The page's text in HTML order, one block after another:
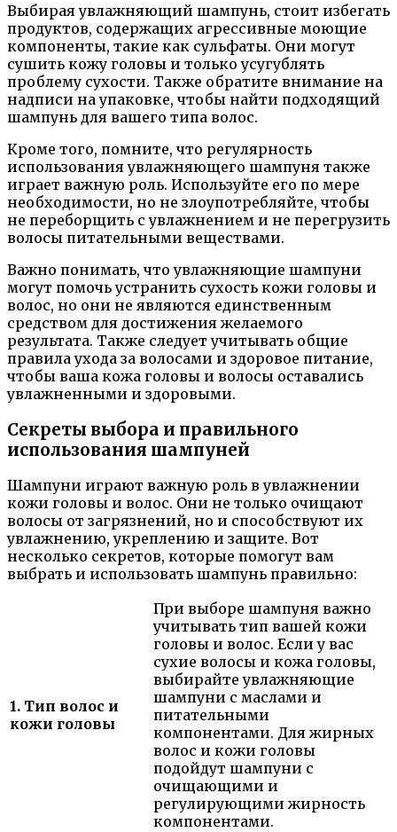
Выбирая увлажняющий шампунь, стоит избегать
продуктов, содержащих агрессивные моющие
компоненты, такие как сульфаты. Они могут
сушить кожу головы и только усугублять
проблему сухости. Также обратите внимание на
надписи на упаковке, чтобы найти подходящий
шампунь для вашего типа волос.
Кроме того, помните, что регулярность
использования увлажняющего шампуня также
играет важную роль. Используйте его по мере
необходимости, но не злоупотребляйте, чтобы
не переборщить с увлажнением и не перегрузить
волосы питательными веществами.
Важно понимать, что увлажняющие шампуни
могут помочь устранить сухость кожи головы и
волос, но они не являются единственным
средством для достижения желаемого
результата. Также следует учитывать общие
правила ухода за волосами и здоровое питание,
чтобы ваша кожа головы и волосы оставались
увлажненными и здоровыми.
Секреты выбора и правильного
использования шампуней
Шампуни играют важную роль в увлажнении
кожи головы и волос. Они не только очищают
волосы от загрязнений, но и способствуют их
увлажнению, укреплению и защите. Вот
несколько секретов, которые помогут вам
выбрать и использовать шампунь правильно:
1. Тип волос и
кожи головы
При выборе шампуня важно
учитывать тип вашей кожи
головы и волос. Если у вас
сухие волосы и кожа головы,
выбирайте увлажняющие
шампуни с маслами и
питательными
компонентами. Для жирных
волос и кожи головы
подойдут шампуни с
очищающими и
регулирующими жирность
компонентами.